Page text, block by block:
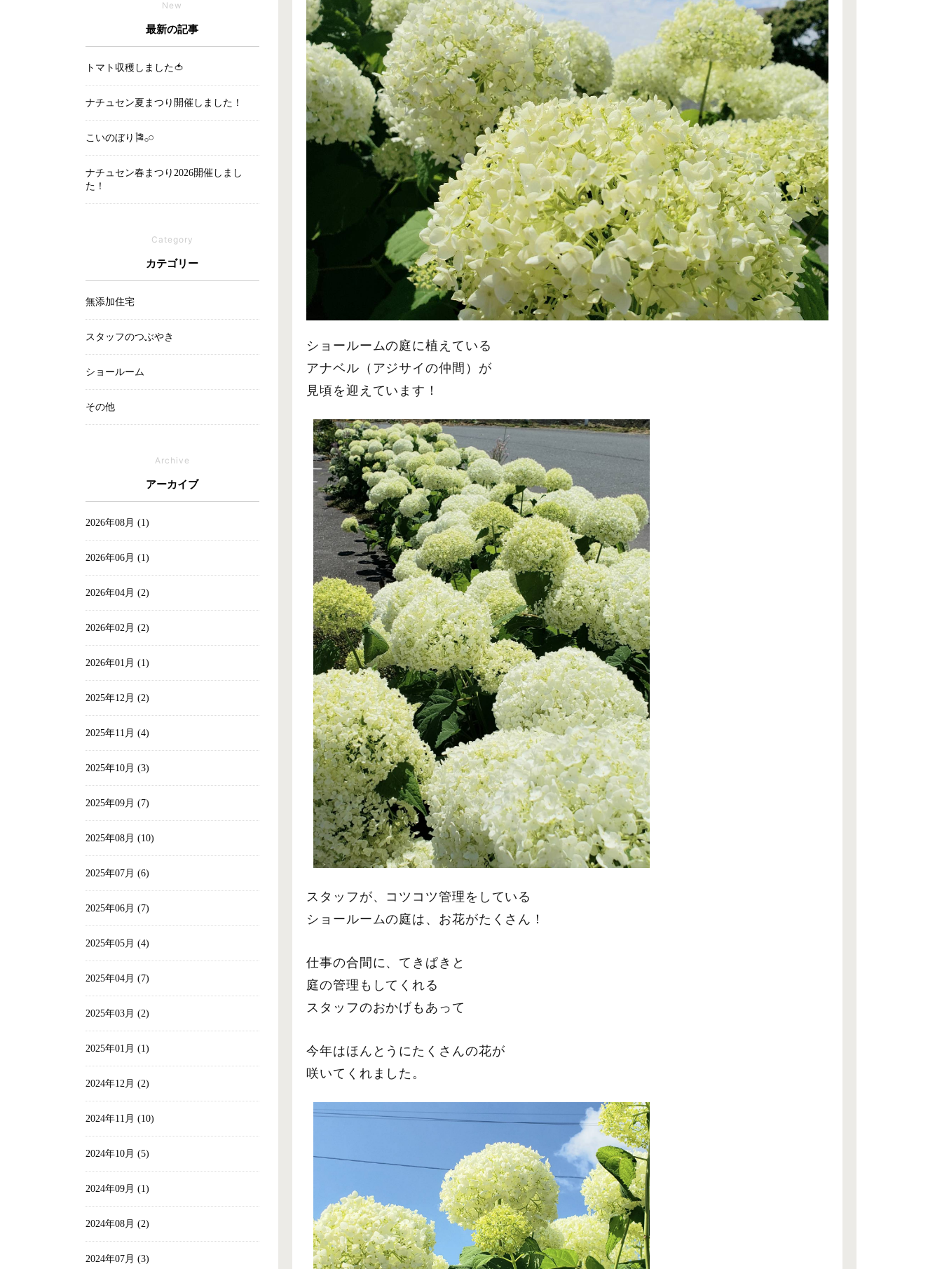
ショールームの庭に植えている
アナベル（アジサイの仲間）が
見頃を迎えています！
スタッフが、コツコツ管理をしている
ショールームの庭は、お花がたくさん！
仕事の合間に、てきぱきと
庭の管理もしてくれる
スタッフのおかげもあって
今年はほんとうにたくさんの花が
咲いてくれました。
New
最新の記事
トマト収穫しました🍅
ナチュセン夏まつり開催しました！
こいのぼり🎏‪𓂂𓏸
ナチュセン春まつり2026開催しまし
た！
Category
カテゴリー
無添加住宅
スタッフのつぶやき
ショールーム
その他
Archive
アーカイブ
2026年08月 (1)
2026年06月 (1)
2026年04月 (2)
2026年02月 (2)
2026年01月 (1)
2025年12月 (2)
2025年11月 (4)
2025年10月 (3)
2025年09月 (7)
2025年08月 (10)
2025年07月 (6)
2025年06月 (7)
2025年05月 (4)
2025年04月 (7)
2025年03月 (2)
2025年01月 (1)
2024年12月 (2)
2024年11月 (10)
2024年10月 (5)
2024年09月 (1)
2024年08月 (2)
2024年07月 (3)